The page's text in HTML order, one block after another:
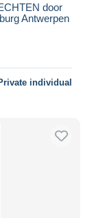
door
Antwerpen
individual